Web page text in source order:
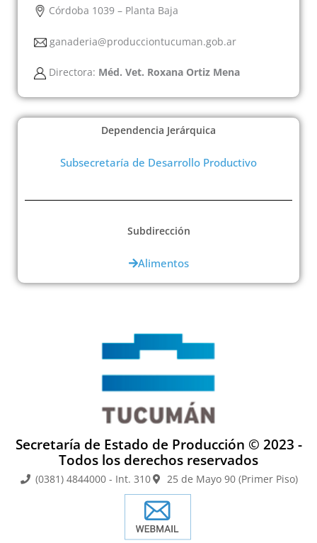
Córdoba 1039 – Planta Baja
ganaderia@producciontucuman.gob.ar
Directora: Méd. Vet. Roxana Ortiz Mena
Dependencia Jerárquica
Subsecretaría de Desarrollo Productivo
Subdirección
Alimentos
Secretaría de Estado de Producción © 2023 -
Todos los derechos reservados
(0381) 4844000 - Int. 310 25 de Mayo 90 (Primer Piso)